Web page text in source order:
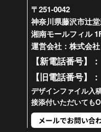
〒251-0042
神奈川県藤沢市辻
湘南モールフィル
運営会社：株式会
【新電話番号】：
【旧電話番号】：
デザインファイル入
接添付いただいても
メールでお問い合